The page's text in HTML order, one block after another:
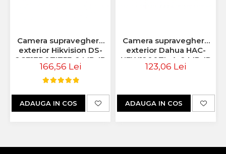
Camera supraveghere
exterior Hikvision DS-
2CE17D0TIT5F, 2 MP, IR
80 m, 3.6 mm
166,56 Lei
ADAUGA IN COS
Camera supraveghere
exterior Dahua HAC-
HFW1200TL-A, 2 MP, IR
80 m, 3.6 mm, audio
123,06 Lei
ADAUGA IN COS